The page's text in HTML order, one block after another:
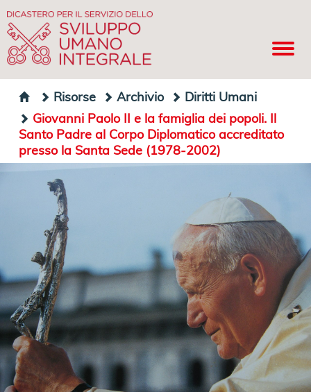
Risorse Archivio
Diritti Umani
Giovanni Paolo II e la famiglia dei popoli. Il
Santo Padre al Corpo Diplomatico accreditato
presso la Santa Sede (1978-2002)